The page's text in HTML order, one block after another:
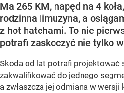
Ma 265 KM, napęd na 4
rodzinna limuzyna, a
z hot hatchami. To nie
potrafi zaskoczyć nie tylko
Skoda od lat potrafi projektować
zakwalifikować do jednego
a zwłaszcza jej odmiana w wersji